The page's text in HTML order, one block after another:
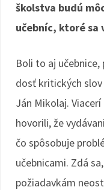
školstva budú
učebníc, ktoré sa
Boli to aj
dosť kritických
Ján Mikolaj.
hovorili, že
čo spôsobuje
učebnicami. Zdá
požiadavkám